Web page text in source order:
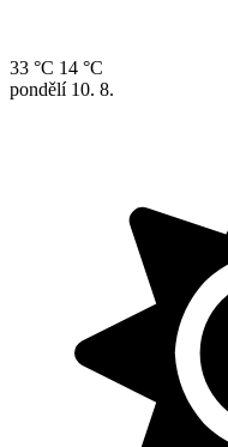
33 °C 14 °C
pondělí 10. 8.